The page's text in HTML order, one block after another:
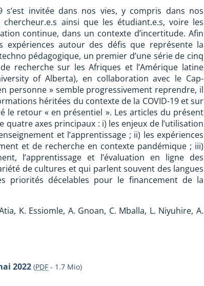
s’est invitée dans nos vies, y compris dans nos
ainsi que les étudiant.e.s, voire les
continue, dans un contexte d’incertitude. Afin
autour des défis que représente la
pédagogique, un premier d’une série de cinq
recherche sur les Afriques et l’Amérique latine
of Alberta), en collaboration avec le Cap-
personne » semble progressivement reprendre, il
héritées du contexte de la COVID-19 et sur
le retour « en présentiel ». Les articles du présent
axes principaux : i) les enjeux de l’utilisation
et l’apprentissage ; ii) les expériences
et de recherche en contexte pandémique ; iii)
l’apprentissage et l’évaluation en ligne des
de cultures et qui parlent souvent des langues
priorités décelables pour le financement de la
K. Essiomle, A. Gnoan, C. Mballa, L. Niyuhire, A.
2022 (PDF - 1.7 Mio)